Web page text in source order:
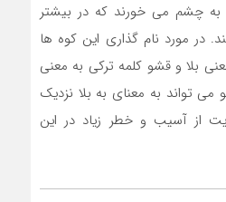
به چشم می خورند که در بیشتر
در مورد نام گذاری این کوه ها
بلا و قشو کلمه ترکی به معنی
تواند به معنای به بلا نزدیک
از آسیب و خطر زیاد در این